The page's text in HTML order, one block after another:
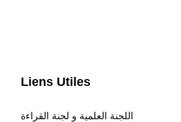
Liens Utiles
اللجنة العلمية و لجنة القراءة